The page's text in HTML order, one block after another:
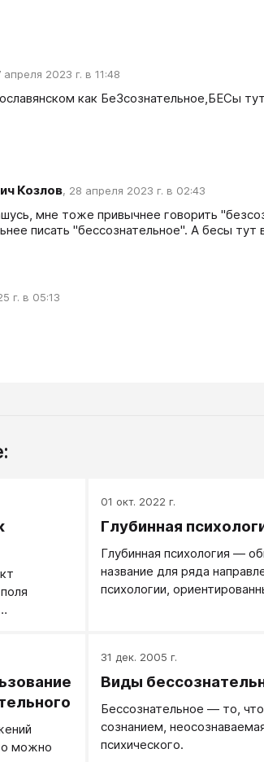
апреля 2023 г. в 11:48
как БеЗсознательное,БЕСы
Козлов, 28 апреля 2023 г. в 02:43
мне тоже привычнее говорить
писать "бессознательное". А бесы
г. в 05:13
01 окт. 2022 г.
Глубинная
Глубинная психология ―
название для ряда
психологии,
можно
31 дек. 2005 г.
Виды
Бессознательное — то,
сознанием,
психического.